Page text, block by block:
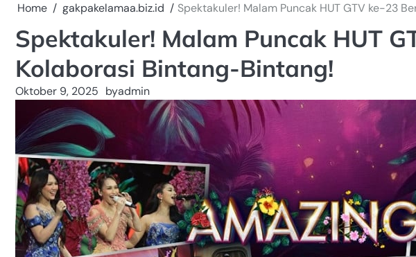
Home gakpakelamaa.biz.id Spektakuler! Malam Puncak HUT GTV ke-23
Spektakuler! Malam Puncak HUT
Kolaborasi Bintang-Bintang!
Oktober 9, 2025 byadmin